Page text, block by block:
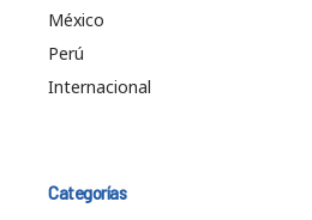
México
Perú
Internacional
Categorías